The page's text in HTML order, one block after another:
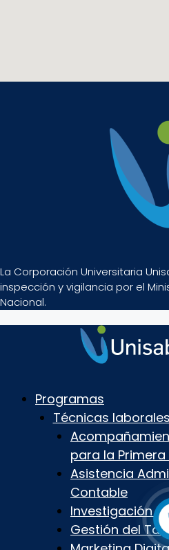
La Corporación Universitaria
inspección y vigilancia por el
Nacional.
Programas
Técnicas laborales
para la
Asistencia
Contable
Investigación
Gestión del